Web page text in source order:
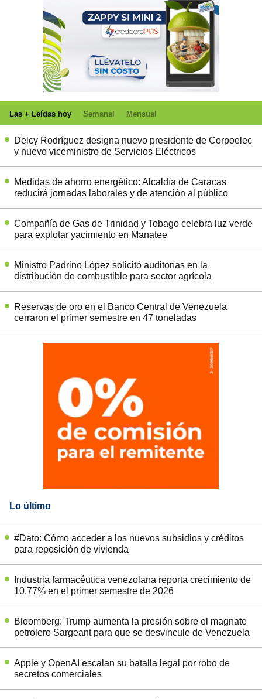
Las + Leídas hoy Semanal Mensual
Delcy Rodríguez designa nuevo presidente de Corpoelec
y nuevo viceministro de Servicios Eléctricos
Medidas de ahorro energético: Alcaldía de Caracas
reducirá jornadas laborales y de atención al público
Compañía de Gas de Trinidad y Tobago celebra luz verde
para explotar yacimiento en Manatee
Ministro Padrino López solicitó auditorías en la
distribución de combustible para sector agrícola
Reservas de oro en el Banco Central de Venezuela
cerraron el primer semestre en 47 toneladas
Lo último
#Dato: Cómo acceder a los nuevos subsidios y créditos
para reposición de vivienda
Industria farmacéutica venezolana reporta crecimiento de
10,77% en el primer semestre de 2026
Bloomberg: Trump aumenta la presión sobre el magnate
petrolero Sargeant para que se desvincule de Venezuela
Apple y OpenAI escalan su batalla legal por robo de
secretos comerciales